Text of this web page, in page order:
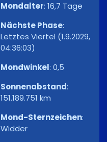
Mondalter: 16,7 Tage
Nächste Phase:
Letztes Viertel (1.9.2029,
04:36:03)
Mondwinkel: 0,5
Sonnenabstand:
151.189.751 km
Mond-Sternzeichen:
Widder